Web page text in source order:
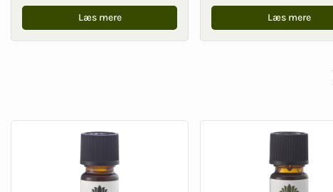
Læs mere Læs mere